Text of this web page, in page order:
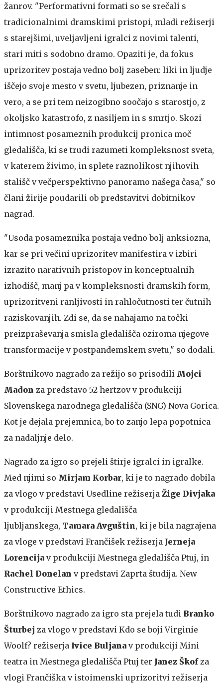
žanrov. "Performativni formati so se srečali s
tradicionalnimi dramskimi pristopi, mladi režiserji
s starejšimi, uveljavljeni igralci z novimi talenti,
stari miti s sodobno dramo. Opaziti je, da fokus
uprizoritev postaja vedno bolj zaseben: liki in ljudje
iščejo svoje mesto v svetu, ljubezen, priznanje in
vero, a se pri tem neizogibno soočajo s starostjo, z
okoljsko katastrofo, z nasiljem in s smrtjo. Skozi
intimnost posameznih produkcij pronica moč
gledališča, ki se trudi razumeti kompleksnost sveta,
v katerem živimo, in splete raznolikost njihovih
stališč v večperspektivno panoramo našega časa," so
člani žirije poudarili ob predstavitvi dobitnikov
nagrad.
"Usoda posameznika postaja vedno bolj anksiozna,
kar se pri večini uprizoritev manifestira v izbiri
izrazito narativnih pristopov in konceptualnih
izhodišč, manj pa v kompleksnosti dramskih form,
uprizoritveni ranljivosti in rahločutnosti ter čutnih
raziskovanjih. Zdi se, da se nahajamo na točki
preizpraševanja smisla gledališča oziroma njegove
transformacije v postpandemskem svetu," so dodali.
Borštnikovo nagrado za režijo so prisodili Mojci
Madon za predstavo 52 hertzov v produkciji
Slovenskega narodnega gledališča (SNG) Nova Gorica.
Kot je dejala prejemnica, bo to zanjo lepa popotnica
za nadaljnje delo.
Nagrado za igro so prejeli štirje igralci in igralke.
Med njimi so Mirjam Korbar, ki je to nagrado dobila
za vlogo v predstavi Usedline režiserja Žige Divjaka
v produkciji Mestnega gledališča
ljubljanskega, Tamara Avguštin, ki je bila nagrajena
za vloge v predstavi Frančišek režiserja Jerneja
Lorencija v produkciji Mestnega gledališča Ptuj, in
Rachel Donelan v predstavi Zaprta študija. New
Constructive Ethics.
Borštnikovo nagrado za igro sta prejela tudi Branko
Šturbej za vlogo v predstavi Kdo se boji Virginie
Woolf? režiserja Ivice Buljana v produkciji Mini
teatra in Mestnega gledališča Ptuj ter Janez Škofza
vlogi Frančiška v istoimenski uprizoritvi režiserja